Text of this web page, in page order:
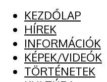
KEZDŐLAP
HÍREK
INFORMÁCIÓK
KÉPEK/VIDEÓK
TÖRTÉNETEK